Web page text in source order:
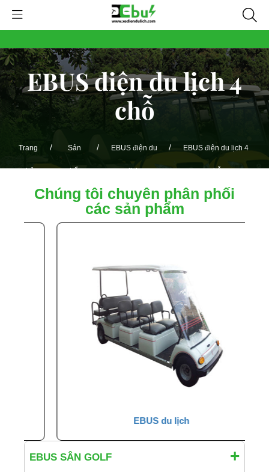
EBUS điện du lịch 4
chỗ
Trang
chủ
/ Sản
phẩm
/ EBUS điện du
lịch
/ EBUS điện du lịch 4
chỗ
Chúng tôi chuyên phân phối
các sản phẩm
EBUS du lịch
EBUS SÂN GOLF